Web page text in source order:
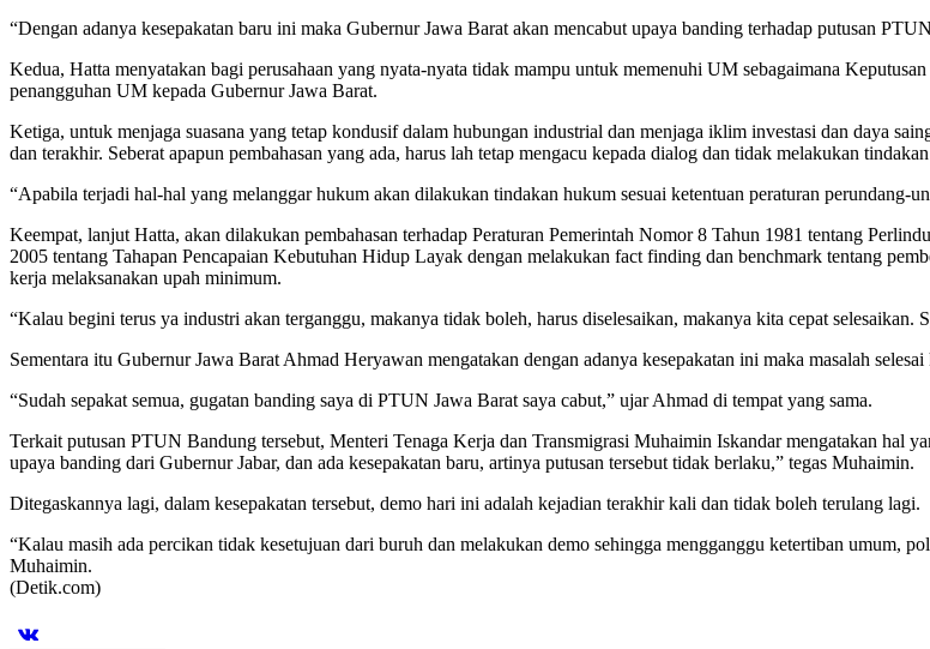
“Dengan adanya kesepakatan baru ini maka Gubernur Jawa Barat akan mencabut upaya banding terhadap putusan
Kedua, Hatta menyatakan bagi perusahaan yang nyata-nyata tidak mampu untuk memenuhi UM sebagaimana
penangguhan UM kepada Gubernur Jawa Barat.
Ketiga, untuk menjaga suasana yang tetap kondusif dalam hubungan industrial dan menjaga iklim investasi dan daya
dan terakhir. Seberat apapun pembahasan yang ada, harus lah tetap mengacu kepada dialog dan tidak melakukan
“Apabila terjadi hal-hal yang melanggar hukum akan dilakukan tindakan hukum sesuai ketentuan peraturan perundang-
Keempat, lanjut Hatta, akan dilakukan pembahasan terhadap Peraturan Pemerintah Nomor 8 Tahun 1981 tentang
2005 tentang Tahapan Pencapaian Kebutuhan Hidup Layak dengan melakukan fact finding dan benchmark tentang
kerja melaksanakan upah minimum.
“Kalau begini terus ya industri akan terganggu, makanya tidak boleh, harus diselesaikan, makanya kita cepat selesaikan.
Sementara itu Gubernur Jawa Barat Ahmad Heryawan mengatakan dengan adanya kesepakatan ini maka masalah
“Sudah sepakat semua, gugatan banding saya di PTUN Jawa Barat saya cabut,” ujar Ahmad di tempat yang sama.
Terkait putusan PTUN Bandung tersebut, Menteri Tenaga Kerja dan Transmigrasi Muhaimin Iskandar mengatakan hal
upaya banding dari Gubernur Jabar, dan ada kesepakatan baru, artinya putusan tersebut tidak berlaku,” tegas Muhaimin.
Ditegaskannya lagi, dalam kesepakatan tersebut, demo hari ini adalah kejadian terakhir kali dan tidak boleh terulang lagi.
“Kalau masih ada percikan tidak kesetujuan dari buruh dan melakukan demo sehingga mengganggu ketertiban umum,
Muhaimin.
(Detik.com)